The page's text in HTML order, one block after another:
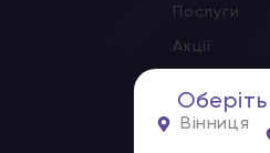
Послуги
Акції
Новини
Оберіть
Вінниця